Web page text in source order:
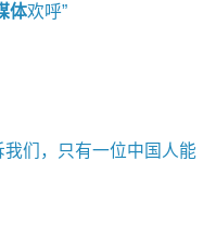
体欢呼”
们，只有一位中国人能